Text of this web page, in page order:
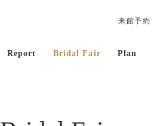
来館予約
Report Bridal Fair Plan